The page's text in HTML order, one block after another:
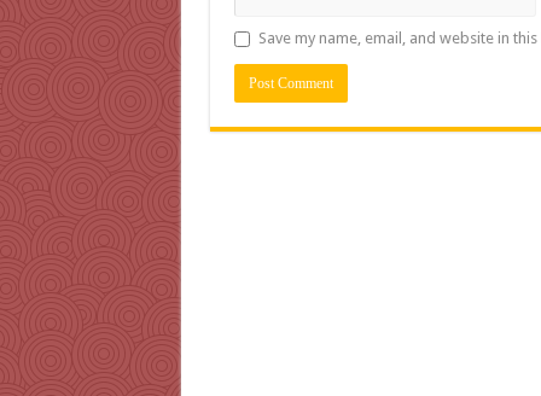
Save my name, email, and website in